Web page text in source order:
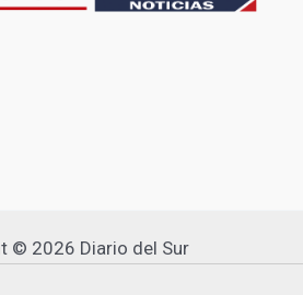
© 2026 Diario del Sur